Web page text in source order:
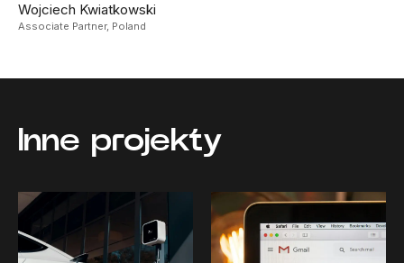
Wojciech Kwiatkowski
Associate Partner, Poland
Inne projekty